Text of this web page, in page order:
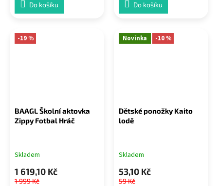
Do košíku
Do košíku
-19 %
BAAGL Školní aktovka
Zippy Fotbal Hráč
Skladem
1 619,10 Kč
1 999 Kč
Novinka -10 %
Dětské ponožky Kaito
lodě
Skladem
53,10 Kč
59 Kč